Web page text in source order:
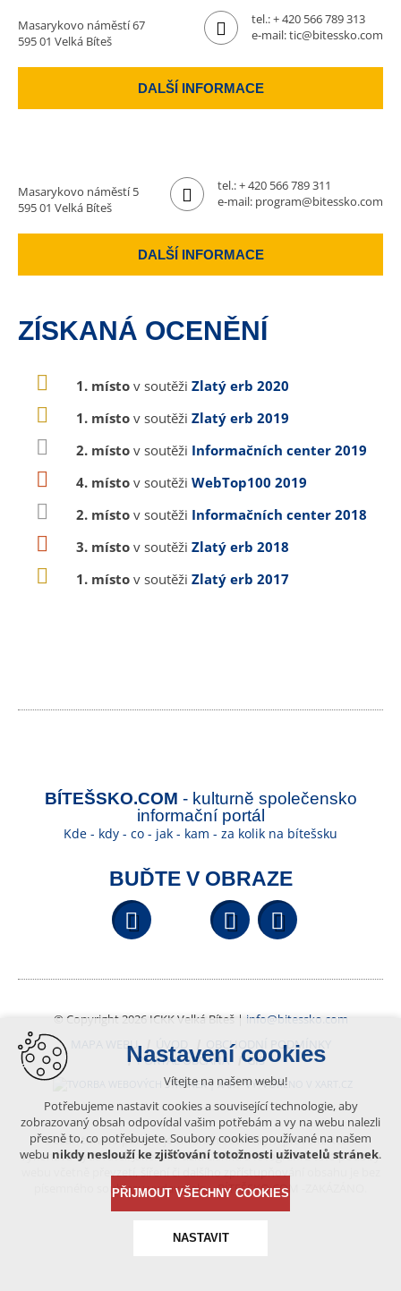
Masarykovo náměstí 67
595 01 Velká Bíteš
tel.:+ 420 566 789 313
e-mail:tic@bitessko.com
DALŠÍ INFORMACE
Masarykovo náměstí 5
595 01 Velká Bíteš
tel.:+ 420 566 789 311
e-mail: program@bitessko.com
DALŠÍ INFORMACE
ZÍSKANÁ OCENĚNÍ
1. místo v soutěži Zlatý erb 2020
1. místo v soutěži Zlatý erb 2019
2. místo v soutěži Informačních center 2019
4. místo v soutěži WebTop100 2019
2. místo v soutěži Informačních center 2018
3. místo v soutěži Zlatý erb 2018
1. místo v soutěži Zlatý erb 2017
BÍTEŠSKO.COM - kulturně společensko
informační portál
Kde - kdy - co - jak - kam - za kolik na bítešsku
BUĎTE V OBRAZE
Facebook YouTube
© Copyright 2026 ICKK Velká Bíteš | info@bitessko.com
MAPA WEBU
ÚVOD
OBCHODNÍ PODMÍNKY
PORTÁL OBČANA
GIS
VYTVOŘENO V XART.CZ
Obsah tohoto portálu je chráněn autorským právem, které
vykonává vydavatel. Jakékoliv užití článků a fotografií z této podoby
písemného souhlasu vydavatele – BÍTEŠSKO.COM -ZAKÁZÁNO.
Nastavení cookies
Vítejte na našem webu!
Potřebujeme nastavit cookies a související technologie, aby
zobrazovaný obsah odpovídal vašim potřebám a vy na webu nalezli
přesně to, co potřebujete. Soubory cookies používané na našem
webu nikdy neslouží ke zjišťování totožnosti uživatelů stránek.
PŘIJMOUT VŠECHNY COOKIES
NASTAVIT